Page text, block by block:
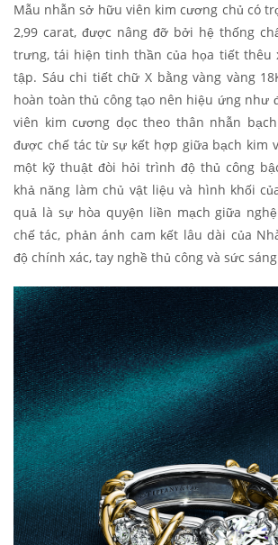
Mẫu nhẫn sở hữu viên kim cương chủ có
2,99 carat, được nâng đỡ bởi hệ thống
trưng, tái hiện tinh thần của họa tiết thêu
tập. Sáu chi tiết chữ X bằng vàng vàng
hoàn toàn thủ công tạo nên hiệu ứng như
viên kim cương dọc theo thân nhẫn
được chế tác từ sự kết hợp giữa bạch kim
một kỹ thuật đòi hỏi trình độ thủ công
khả năng làm chủ vật liệu và hình khối
quả là sự hòa quyện liền mạch giữa
chế tác, phản ánh cam kết lâu dài của
độ chính xác, tay nghề thủ công và sức